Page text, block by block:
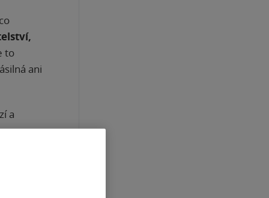
to
ani
a